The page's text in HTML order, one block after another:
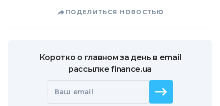
ПОДЕЛИТЬСЯ НОВОСТЬЮ
Коротко о главном за день в email
рассылке finance.ua
Ваш email